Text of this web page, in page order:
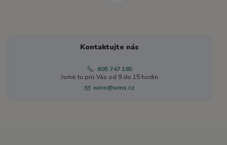
Kontaktujte nás
605 747 185
Jsme tu pro Vás od 9 do 15 hodin
wins@wins.cz